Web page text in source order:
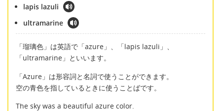
lapis lazuli
ultramarine
「瑠璃色」は英語で「azure」、「lapis lazuli」、
「ultramarine」といいます。
「Azure」は形容詞と名詞で使うことができます。
空の青色を指しているときに使うことばです。
The sky was a beautiful azure color.